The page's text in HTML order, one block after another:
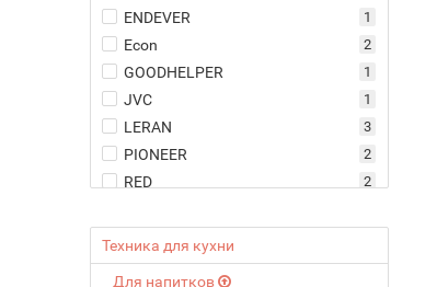
ENDEVER 1
Econ 2
GOODHELPER 1
JVC 1
LERAN 3
PIONEER 2
RED 2
VITEK 1
Техника для кухни
Для напитков